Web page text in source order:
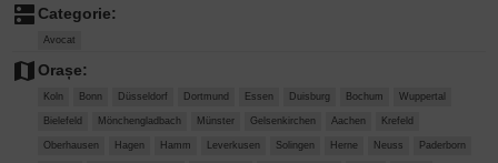
dnsCategorie:
Avocat
map Orașe:
Koln Bonn Düsseldorf Dortmund Essen Duisburg Bochum Wuppertal
Bielefeld Mönchengladbach Münster Gelsenkirchen Aachen Krefeld
Oberhausen Hagen Hamm Leverkusen Solingen Herne Neuss Paderborn